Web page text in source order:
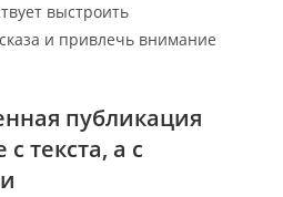
выстроить
и привлечь внимание
публикация
текста, а с